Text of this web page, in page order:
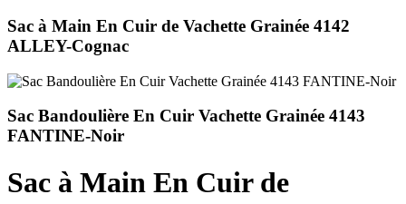
Sac à Main En Cuir de Vachette Grainée 4142
ALLEY-Cognac
Sac Bandoulière En Cuir Vachette Grainée 4143
FANTINE-Noir
Sac à Main En Cuir de